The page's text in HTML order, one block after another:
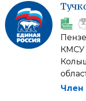
КМСУ
Член